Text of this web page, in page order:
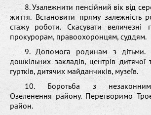
8. Узалежнити пенсійний вік від
життя. Встановити пряму залежність
стажу роботи. Скасувати величезні
прокурорам, правоохоронцям, суддям.
9. Допомога родинам з дітьми.
дошкільних закладів, центрів дитячої
гуртків, дитячих майданчиків, музеїв.
10. Боротьба з
Озеленення району. Перетворимо
район.